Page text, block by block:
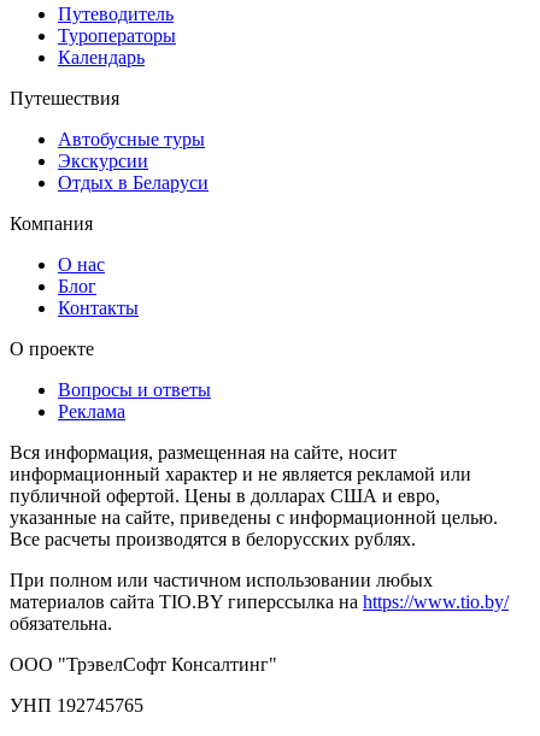
Путеводитель
Туроператоры
Календарь
Путешествия
Автобусные туры
Экскурсии
Отдых в Беларуси
Компания
О нас
Блог
Контакты
О проекте
Вопросы и ответы
Реклама
Вся информация, размещенная на сайте, носит
информационный характер и не является рекламой или
публичной офертой. Цены в долларах США и евро,
указанные на сайте, приведены с информационной целью.
Все расчеты производятся в белорусских рублях.
При полном или частичном использовании любых
материалов сайта TIO.BY гиперссылка на https://www.tio.by/
обязательна.
ООО "ТрэвелСофт Консалтинг"
УНП 192745765